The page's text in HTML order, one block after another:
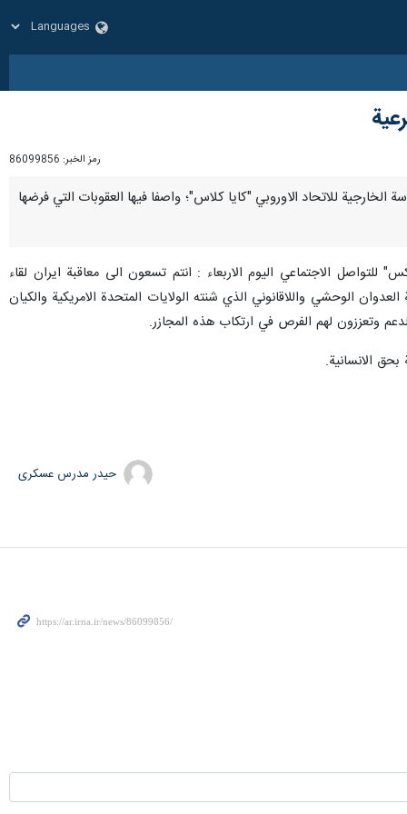
رمز الخبر: 86099856
الخارجية للاتحاد الاوروبي "كايا كلاس"؛ واصفا فيها العقوبات التي فرضها
الاجتماعي اليوم الاربعاء : انتم تسعون الى معاقبة ايران لقاء
ازاء صمودها في مواجهة العدوان الوحشي واللاقانوني الذي شنته الولايات المتحدة الامريكية والكيان
وتعززون لهم الفرص في ارتكاب هذه المجازر.
الانسانية.
حیدر مدرس عسکری